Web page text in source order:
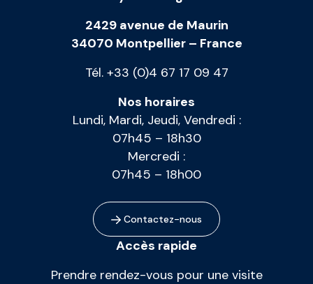
2429 avenue de Maurin
34070 Montpellier – France
Tél. +33 (0)4 67 17 09 47
Nos horaires
Lundi, Mardi, Jeudi, Vendredi :
07h45 – 18h30
Mercredi :
07h45 – 18h00
Contactez-nous
Accès rapide
Prendre rendez-vous pour une visite